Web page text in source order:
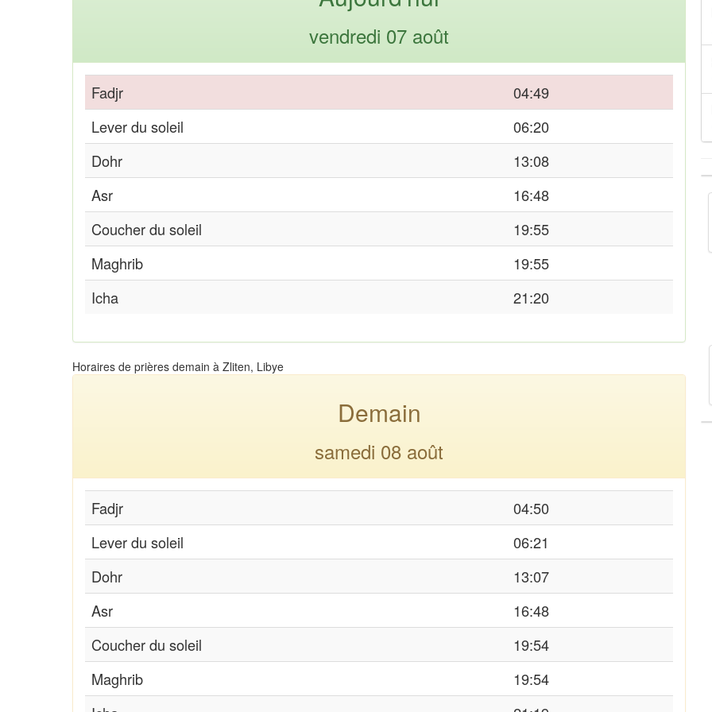
vendredi 07 août
Fadjr
04:49
Lever du soleil
06:20
Dohr
13:08
Asr
16:48
Coucher du soleil
19:55
Maghrib
19:55
Icha
21:20
Horaires de prières demain à Zliten, Libye
Demain
samedi 08 août
Fadjr
04:50
Lever du soleil
06:21
Dohr
13:07
Asr
16:48
Coucher du soleil
19:54
Maghrib
19:54